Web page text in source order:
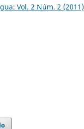
Vol. 2 Núm. 2 (2011)